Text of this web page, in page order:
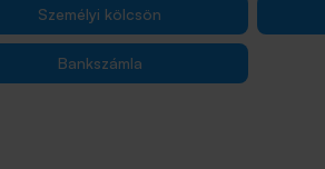
Személyi kölcsön
Bankszámla